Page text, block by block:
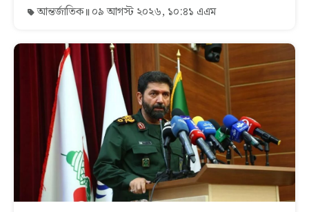
আন্তর্জাতিক ০৯ আগস্ট ২০২৬, ১০:৪১ এএম